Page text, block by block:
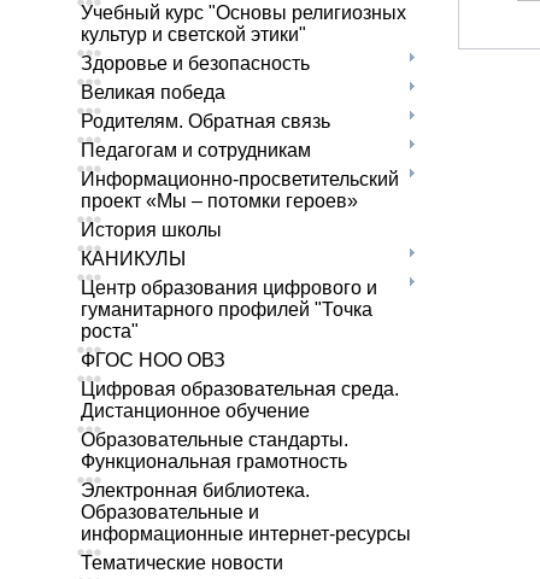
Учебный курс "Основы религиозных
культур и светской этики"
Здоровье и безопасность
Великая победа
Родителям. Обратная связь
Педагогам и сотрудникам
Информационно-просветительский
проект «Мы – потомки героев»
История школы
КАНИКУЛЫ
Центр образования цифрового и
гуманитарного профилей "Точка
роста"
ФГОС НОО ОВЗ
Цифровая образовательная среда.
Дистанционное обучение
Образовательные стандарты.
Функциональная грамотность
Электронная библиотека.
Образовательные и
информационные интернет-ресурсы
Тематические новости